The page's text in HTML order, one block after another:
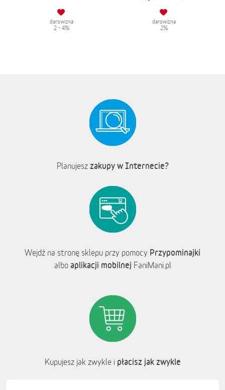
darowizna
2 - 4%
darowizna
2%
Planujesz zakupy w Internecie?
Wejdź na stronę sklepu przy pomocy Przypominajki
albo aplikacji mobilnej FaniMani.pl
Kupujesz jak zwykle i płacisz jak zwykle